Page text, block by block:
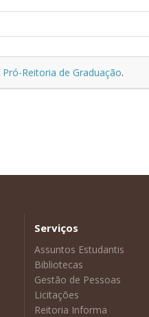
Pró-Reitoria de Graduação.
Serviços
Assuntos Estudantis
Bibliotecas
Gestão de Pessoas
Licitações
Reitoria Informa